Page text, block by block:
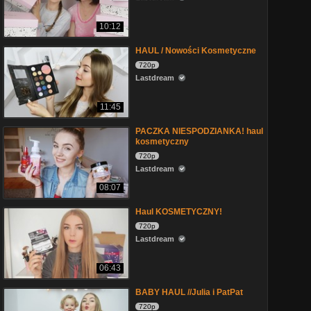
10:12
11:45
HAUL / Nowości Kosmetyczne
720p
Lastdream
08:07
PACZKA NIESPODZIANKA! haul
kosmetyczny
720p
Lastdream
06:43
Haul KOSMETYCZNY!
720p
Lastdream
BABY HAUL //Julia i PatPat
720p